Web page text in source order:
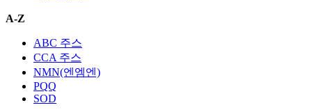
A-Z
ABC 주스
CCA 주스
NMN(엔엠엔)
PQQ
SOD